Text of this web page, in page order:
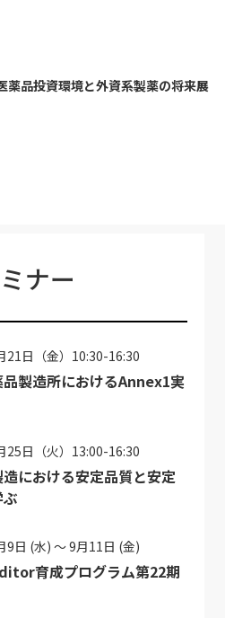
薬品投資環境と外資系製薬の将来展
ナー
21日（金）10:30-16:30
製造所におけるAnnex1実
25日（火）13:00-16:30
における安定品質と安定
9日 (水) ～ 9月11日 (金)
育成プログラム第22期